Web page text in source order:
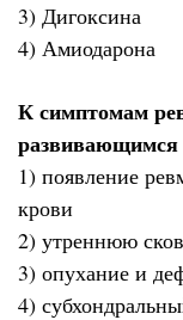
3) Дигоксина
4) Амиодарона
К симптомам
развивающимся
1) появление
крови
2) утреннюю
3) опухание и
4)